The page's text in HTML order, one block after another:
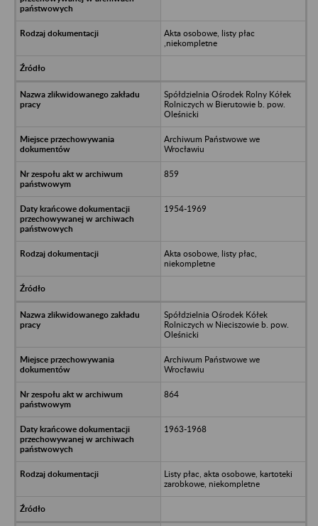
Akta osobowe, listy płac
,niekompletne
Spółdzielnia Ośrodek Rolny Kółek
Rolniczych w Bierutowie b. pow.
Oleśnicki
Archiwum Państwowe we
Wrocławiu
859
1954-1969
Akta osobowe, listy płac,
niekompletne
Spółdzielnia Ośrodek Kółek
Rolniczych w Nieciszowie b. pow.
Oleśnicki
Archiwum Państwowe we
Wrocławiu
864
1963-1968
Listy płac, akta osobowe, kartoteki
zarobkowe, niekompletne